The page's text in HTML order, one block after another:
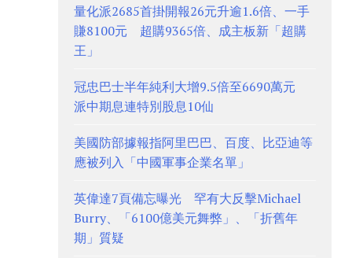
量化派2685首掛開報26元升逾1.6倍、一手
賺8100元 超購9365倍、成主板新「超購
王」
冠忠巴士半年純利大增9.5倍至6690萬元
派中期息連特別股息10仙
美國防部據報指阿里巴巴、百度、比亞迪等
應被列入「中國軍事企業名單」
英偉達7頁備忘曝光 罕有大反擊Michael
Burry、「6100億美元舞弊」、「折舊年
期」質疑